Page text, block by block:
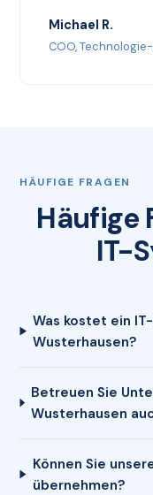
Michael R.
COO,
HÄUFIGE FRAGEN
Häufige
IT-
Was kostet ein
Wusterhausen?
Betreuen Sie
Wusterhausen
Können Sie
übernehmen?